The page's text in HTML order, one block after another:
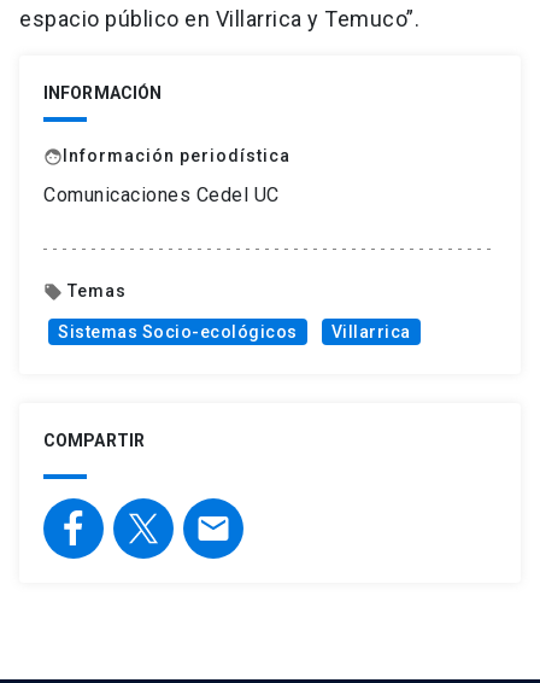
espacio público en Villarrica y Temuco”.
INFORMACIÓN
face Información periodística
Comunicaciones Cedel UC
local_offer Temas
Sistemas Socio-ecológicos Villarrica
COMPARTIR
email